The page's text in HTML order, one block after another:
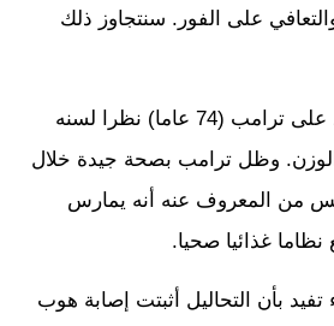
على الفور. سنتجاوز ذلك
وخطر الفيروس شديد على ترامب (74 عاما) نظرا لسنه
الوزن. وظل ترامب بصحة جيدة خلال
من المعروف عنه أنه يمارس
نظاما غذائيا صحيا.
تفيد بأن التحاليل أثبتت إصابة هوب